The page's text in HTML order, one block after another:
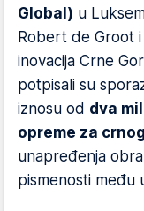
Global) u
Robert de Groot
inovacija Crne
potpisali su
iznosu od dva
opreme za
unapređenja
pismenosti među